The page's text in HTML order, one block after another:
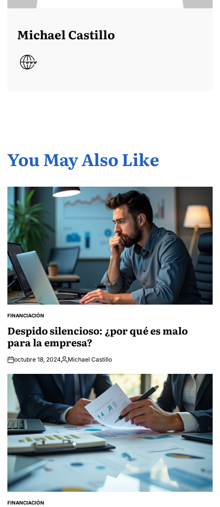
Michael Castillo
You May Also Like
POSTED
FINANCIACIÓN
Despido silencioso: ¿por qué es malo
para la empresa?
octubre 18, 2024Posted
Michael Castillo
POSTED
FINANCIACIÓN